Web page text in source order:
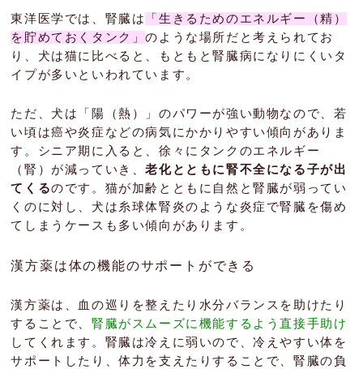
東洋医学では、腎臓は
「生きるためのエネルギー（精）
を貯めておくタンク」のような場所だと考えられてお
り、犬は猫に比べると、もともと腎臓病になりにくいタ
イプが多いといわれています。
ただ、犬は「陽（熱）」のパワーが強い動物なので、若
い頃は癌や炎症などの病気にかかりやすい傾向がありま
す。シニア期に入ると、徐々にタンクのエネルギー
（腎）が減っていき、老化とともに腎不全になる子が出
てくるのです。猫が加齢とともに自然と腎臓が弱ってい
くのに対し、犬は糸球体腎炎のような炎症で腎臓を傷め
てしまうケースも多い傾向があります。
漢方薬は体の機能のサポートができる
漢方薬は、血の巡りを整えたり水分バランスを助けたり
することで、腎臓がスムーズに機能するよう直接手助け
してくれます。腎臓は冷えに弱いので、冷えやすい体を
サポートしたり、体力を支えたりすることで、腎臓の負